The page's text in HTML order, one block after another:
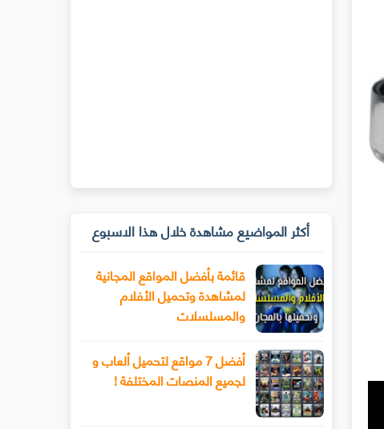
أكثر المواضيع مشاهدة خلال هذا الاسبوع
قائمة بأفضل المواقع المجانية
لمشاهدة وتحميل الأفلام
والمسلسلات
أفضل 7 مواقع لتحميل ألعاب و
لجميع المنصات المختلفة !